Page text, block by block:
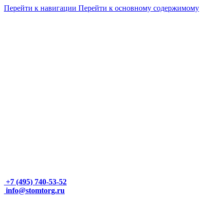
Перейти к навигации Перейти к основному содержимому
+7 (495) 740-53-52
info@stomtorg.ru